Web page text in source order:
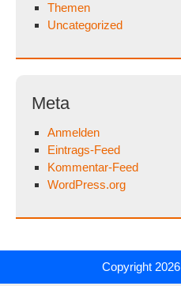
Themen
Uncategorized
Meta
Anmelden
Eintrags-Feed
Kommentar-Feed
WordPress.org
Copyright 2026